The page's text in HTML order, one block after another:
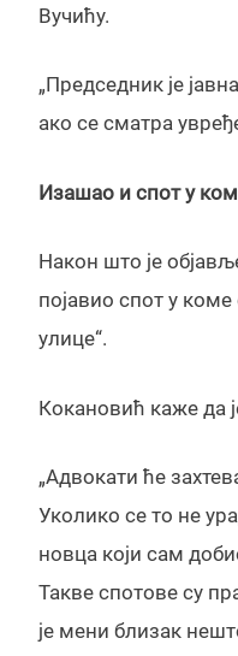
Вучићу.
„Председник је
ако се сматра
Изашао и спот у
Након што је
појавио спот у
улице“.
Кокановић каже да
„Адвокати ће
Уколико се то не
новца који сам
Такве спотове су
је мени близак